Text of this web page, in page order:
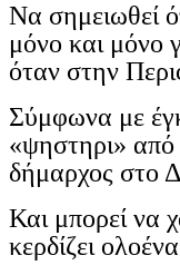
Να σημειωθεί
μόνο και μόνο
όταν στην
Σύμφωνα με
«ψηστηρι» από
δήμαρχος στο
Και μπορεί να
κερδίζει